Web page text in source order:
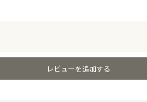
レビューを追加する